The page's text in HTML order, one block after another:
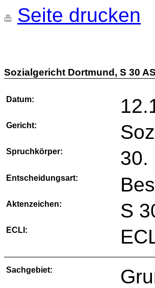
Seite drucken
Sozialgericht Dortmund, S 30
Datum:
Gericht:
Spruchkörper: 30.
Entscheidungsart:
Aktenzeichen: S
ECLI:
Sachgebiet: